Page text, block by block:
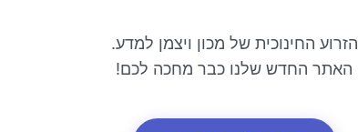
הזרוע החינוכית של מכון ויצמן למדע.
האתר החדש שלנו כבר מחכה לכם!